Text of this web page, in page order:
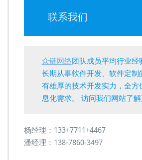
联系我们
众链网络团队成员平均行业经
长期从事软件开发、软件定制
有雄厚的技术开发实力，全方
息化需求。 访问我们网站了
杨经理：133+7711+4467
潘经理：138-7860-3497